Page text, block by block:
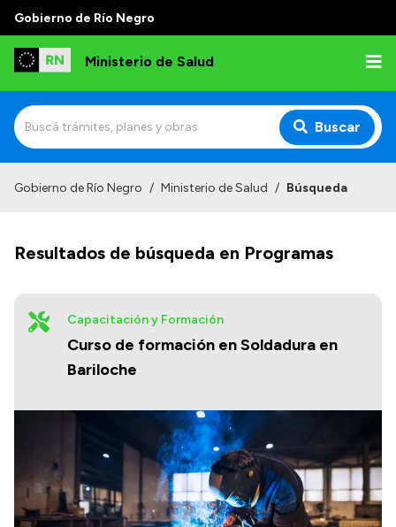
Gobierno de Río Negro
Ministerio de Salud
Buscar
Normativa y Funciones
Consejos locales
Boletín Oficial
Compras y licitaciones
Consulta de expedientes
Gobierno de Río Negro / Ministerio de Salud / Búsqueda
Resultados de búsqueda en Programas
Curso de formación en Soldadura en
Bariloche
Capacitación y Formación